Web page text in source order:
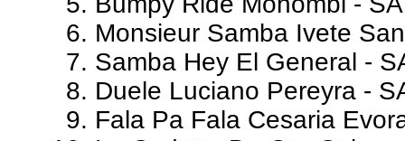
Monsieur Samba Ivete
Samba Hey El General -
Duele Luciano Pereyra -
Fala Pa Fala Cesaria